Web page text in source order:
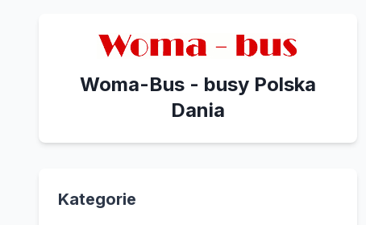
Woma-Bus - busy Polska
Dania
Kategorie